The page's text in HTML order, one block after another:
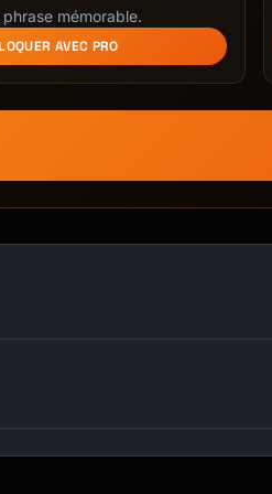
mémorable.
AVEC PRO